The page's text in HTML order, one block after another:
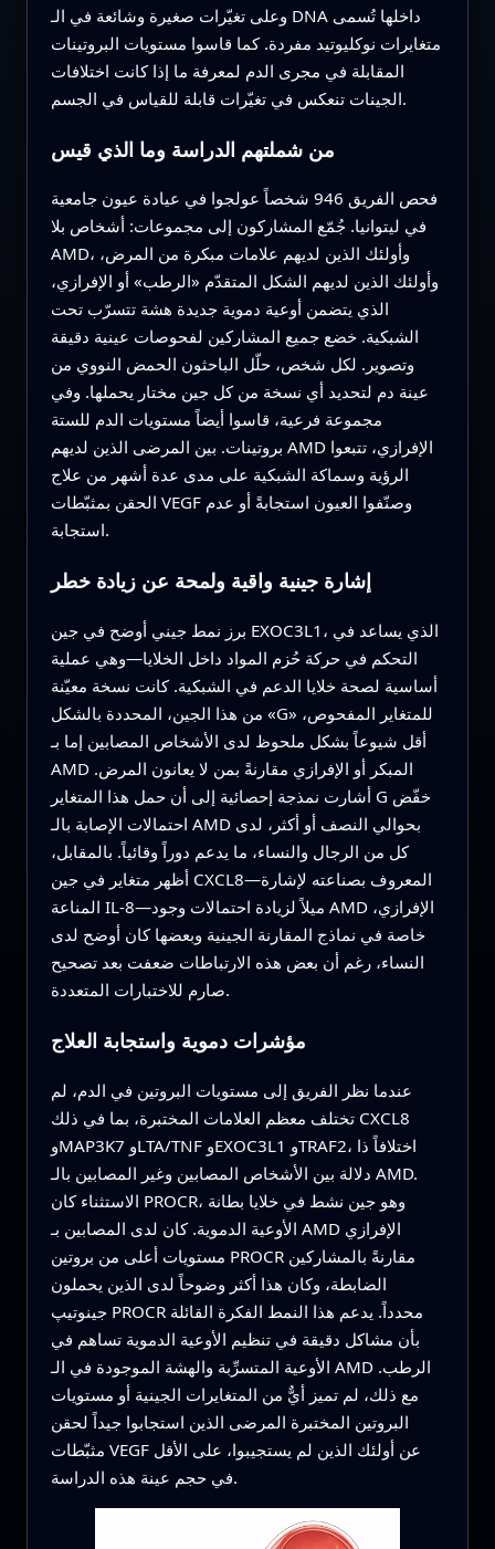
وعلى تغيّرات صغيرة وشائعة في الـ DNA داخلها تُسمى
متغايرات نوكليوتيد مفردة. كما قاسوا مستويات البروتينات
المقابلة في مجرى الدم لمعرفة ما إذا كانت اختلافات
الجينات تنعكس في تغيّرات قابلة للقياس في الجسم.
من شملتهم الدراسة وما الذي قيس
فحص الفريق 946 شخصاً عولجوا في عيادة عيون جامعية
في ليتوانيا. جُمّع المشاركون إلى مجموعات: أشخاص بلا
AMD، وأولئك الذين لديهم علامات مبكرة من المرض،
وأولئك الذين لديهم الشكل المتقدّم «الرطب» أو الإفرازي،
الذي يتضمن أوعية دموية جديدة هشة تتسرّب تحت
الشبكية. خضع جميع المشاركين لفحوصات عينية دقيقة
وتصوير. لكل شخص، حلّل الباحثون الحمض النووي من
عينة دم لتحديد أي نسخة من كل جين مختار يحملها. وفي
مجموعة فرعية، قاسوا أيضاً مستويات الدم للستة
بروتينات. بين المرضى الذين لديهم AMD الإفرازي، تتبعوا
الرؤية وسماكة الشبكية على مدى عدة أشهر من علاج
الحقن بمثبّطات VEGF وصنّفوا العيون استجابةً أو عدم
استجابة.
إشارة جينية واقية ولمحة عن زيادة خطر
برز نمط جيني أوضح في جين EXOC3L1، الذي يساعد في
التحكم في حركة حُزم المواد داخل الخلايا—وهي عملية
أساسية لصحة خلايا الدعم في الشبكية. كانت نسخة معيّنة
من هذا الجين، المحددة بالشكل «G» للمتغاير المفحوص،
أقل شيوعاً بشكل ملحوظ لدى الأشخاص المصابين إما بـ
AMD المبكر أو الإفرازي مقارنةً بمن لا يعانون المرض.
أشارت نمذجة إحصائية إلى أن حمل هذا المتغاير G خفّض
احتمالات الإصابة بالـ AMD بحوالي النصف أو أكثر، لدى
كل من الرجال والنساء، ما يدعم دوراً وقائياً. بالمقابل،
أظهر متغاير في جين CXCL8—المعروف بصناعته لإشارة
المناعة IL-8—ميلاً لزيادة احتمالات وجود AMD الإفرازي،
خاصة في نماذج المقارنة الجينية وبعضها كان أوضح لدى
النساء، رغم أن بعض هذه الارتباطات ضعفت بعد تصحيح
صارم للاختبارات المتعددة.
مؤشرات دموية واستجابة العلاج
عندما نظر الفريق إلى مستويات البروتين في الدم، لم
تختلف معظم العلامات المختبرة، بما في ذلك CXCL8
وMAP3K7 وLTA/TNF وEXOC3L1 وTRAF2، اختلافاً ذا
دلالة بين الأشخاص المصابين وغير المصابين بالـ AMD.
الاستثناء كان PROCR، وهو جين نشط في خلايا بطانة
الأوعية الدموية. كان لدى المصابين بـ AMD الإفرازي
مستويات أعلى من بروتين PROCR مقارنةً بالمشاركين
الضابطة، وكان هذا أكثر وضوحاً لدى الذين يحملون
جينوتيپ PROCR محدداً. يدعم هذا النمط الفكرة القائلة
بأن مشاكل دقيقة في تنظيم الأوعية الدموية تساهم في
الأوعية المتسرِّبة والهشة الموجودة في الـ AMD الرطب.
مع ذلك، لم تميز أيٌّ من المتغايرات الجينية أو مستويات
البروتين المختبرة المرضى الذين استجابوا جيداً لحقن
مثبّطات VEGF عن أولئك الذين لم يستجيبوا، على الأقل
في حجم عينة هذه الدراسة.